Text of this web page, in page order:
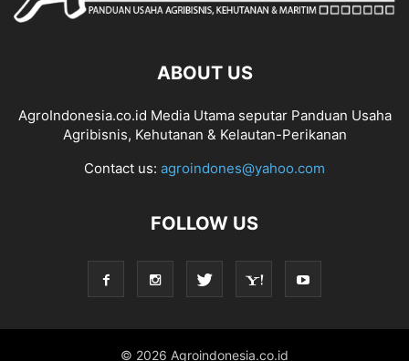
ABOUT US
AgroIndonesia.co.id Media Utama seputar Panduan Usaha
Agribisnis, Kehutanan & Kelautan-Perikanan
Contact us: agroindones@yahoo.com
FOLLOW US
© 2026 Agroindonesia.co.id